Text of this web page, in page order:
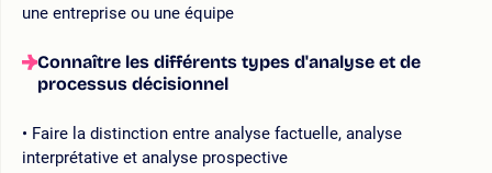
une entreprise ou une équipe
Connaître les différents types d'analyse et de
processus décisionnel
Faire la distinction entre analyse factuelle, analyse
interprétative et analyse prospective